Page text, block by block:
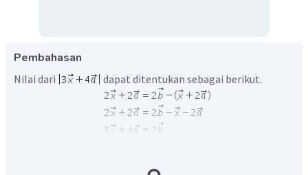
Pembahasan
Nilai dari dapat ditentukan sebagai berikut.